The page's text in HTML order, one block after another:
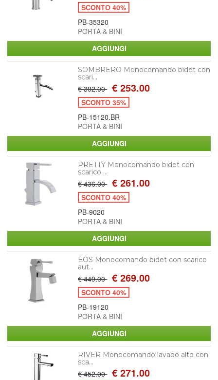
SCONTO 40%
PB-35320
PORTA & BINI
SOMBRERO Monocomando bidet con
scari...
€ 392.00 € 253.00
SCONTO 35%
PB-15120.BR
PORTA & BINI
PRETTY Monocomando bidet con
scarico ...
€ 436.00 € 261.00
SCONTO 40%
PB-9020
PORTA & BINI
EOS Monocomando bidet con scarico
aut...
€ 449.00 € 269.00
SCONTO 40%
PB-19120
PORTA & BINI
RIVER Monocomando lavabo alto con
sca...
€ 452.00 € 271.00